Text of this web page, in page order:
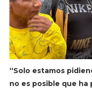
“Solo estamos
no es posible que ha